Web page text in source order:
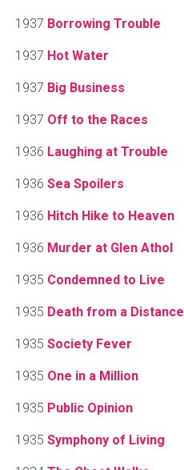
1937 Borrowing Trouble
1937 Hot Water
1937 Big Business
1937 Off to the Races
1936 Laughing at Trouble
1936 Sea Spoilers
1936 Hitch Hike to Heaven
1936 Murder at Glen Athol
1935 Condemned to Live
1935 Death from a Distance
1935 Society Fever
1935 One in a Million
1935 Public Opinion
1935 Symphony of Living